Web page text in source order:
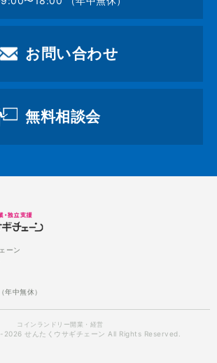
お問い合わせ
無料相談会
ーン
中無休）
コインランドリー開業・経営
せんたくウサギチェーン All Rights Reserved.